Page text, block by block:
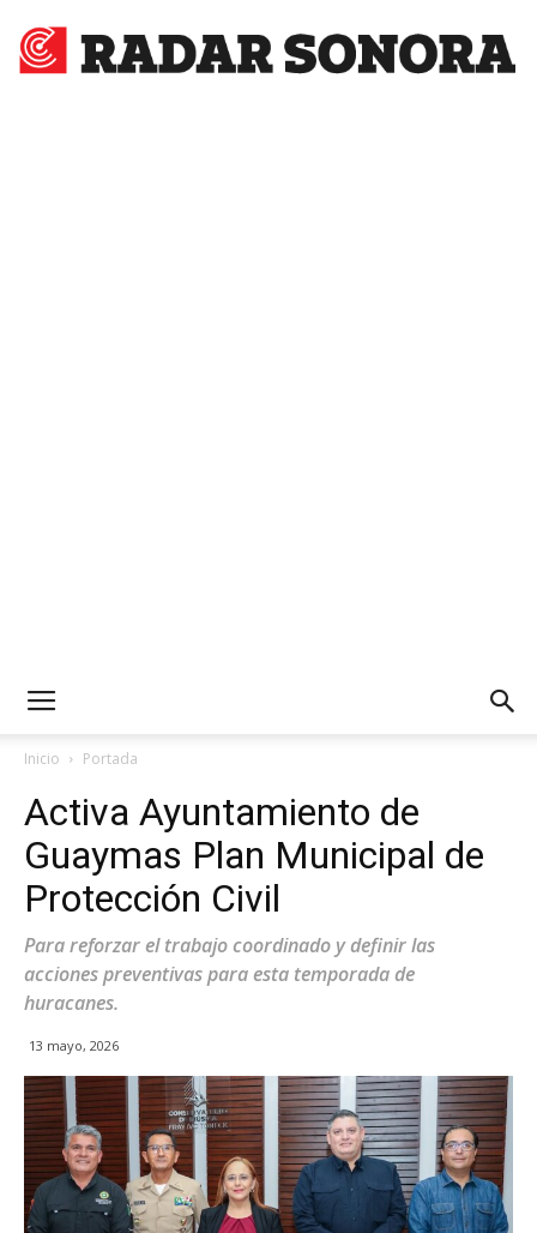
Inicio Portada
Activa Ayuntamiento de
Guaymas Plan Municipal de
Protección Civil
Para reforzar el trabajo coordinado y definir las
acciones preventivas para esta temporada de
huracanes.
13 mayo, 2026